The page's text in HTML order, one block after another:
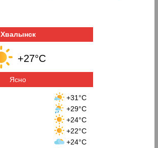
Хвалынск
+27°C
Ясно
+31°C
+29°C
+24°C
+22°C
+24°C